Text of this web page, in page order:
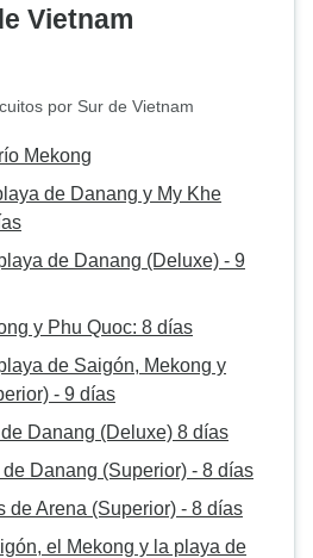
Vietnam
por Sur de Vietnam
Mekong
de Danang y My Khe
de Danang (Deluxe) - 9
y Phu Quoc: 8 días
de Saigón, Mekong y
- 9 días
Danang (Deluxe) 8 días
Danang (Superior) - 8 días
de Arena (Superior) - 8 días
el Mekong y la playa de